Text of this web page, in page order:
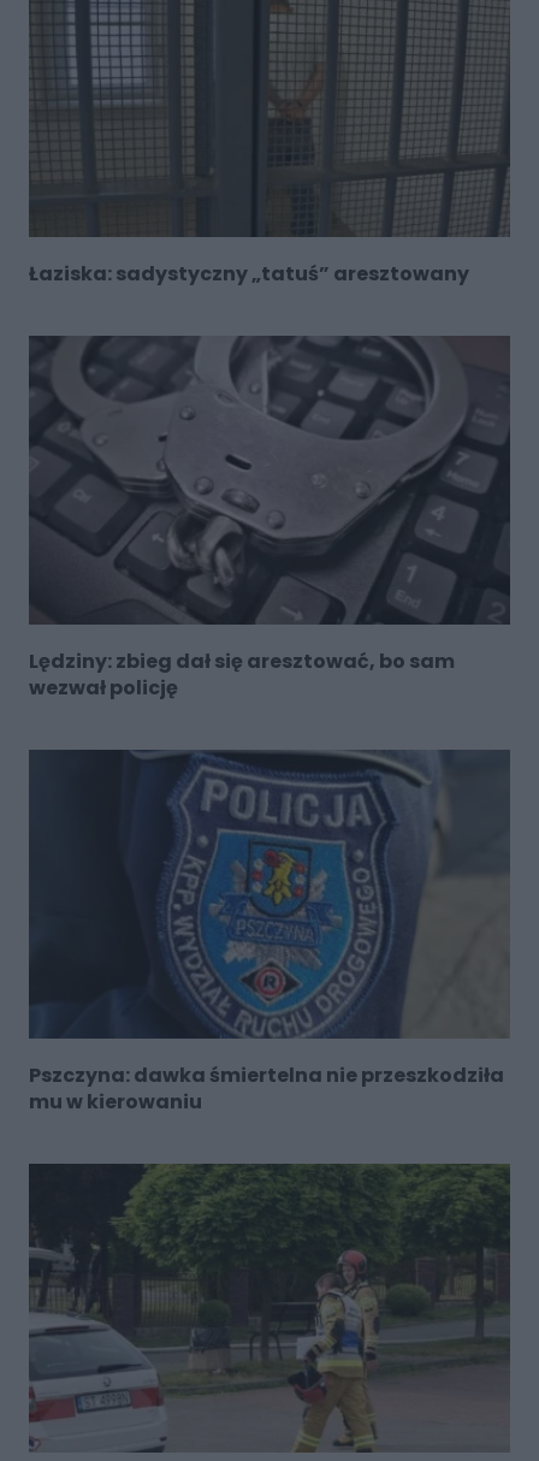
Łaziska: sadystyczny „tatuś” aresztowany
Lędziny: zbieg dał się aresztować, bo sam
wezwał policję
Pszczyna: dawka śmiertelna nie przeszkodziła
mu w kierowaniu